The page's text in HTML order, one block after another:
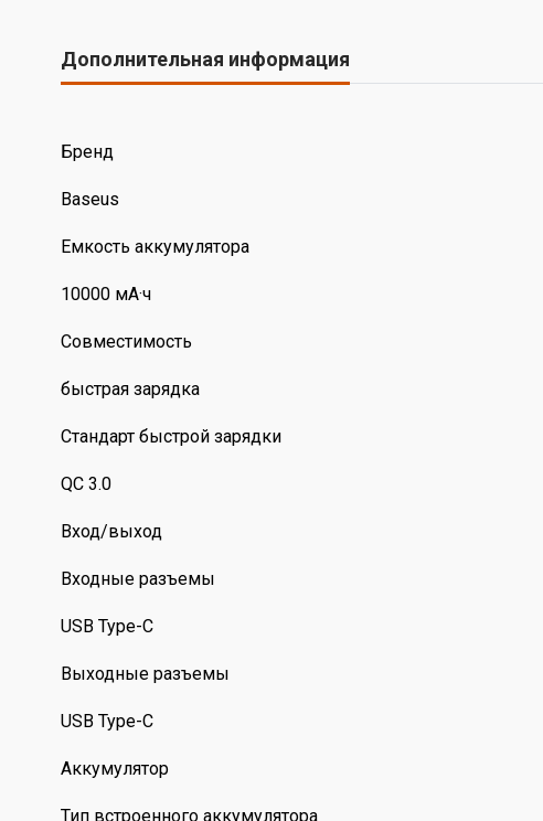
Дополнительная информация
Бренд
Baseus
Емкость аккумулятора
10000 мА·ч
Совместимость
быстрая зарядка
Стандарт быстрой зарядки
QC 3.0
Вход/выход
Входные разъемы
USB Type-C
Выходные разъемы
USB Type-C
Аккумулятор
Тип встроенного аккумулятора